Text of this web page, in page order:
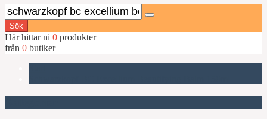
Sök
Här hittar ni 0 produkter
från 0 butiker